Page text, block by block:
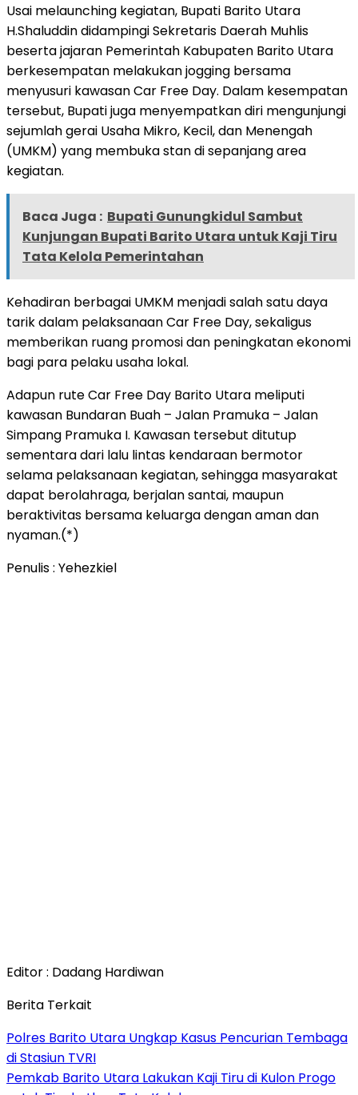
Usai melaunching kegiatan, Bupati Barito Utara
H.Shaluddin didampingi Sekretaris Daerah Muhlis
beserta jajaran Pemerintah Kabupaten Barito Utara
berkesempatan melakukan jogging bersama
menyusuri kawasan Car Free Day. Dalam kesempatan
tersebut, Bupati juga menyempatkan diri mengunjungi
sejumlah gerai Usaha Mikro, Kecil, dan Menengah
(UMKM) yang membuka stan di sepanjang area
kegiatan.
Baca Juga : Bupati Gunungkidul Sambut
Kunjungan Bupati Barito Utara untuk Kaji Tiru
Tata Kelola Pemerintahan
Kehadiran berbagai UMKM menjadi salah satu daya
tarik dalam pelaksanaan Car Free Day, sekaligus
memberikan ruang promosi dan peningkatan ekonomi
bagi para pelaku usaha lokal.
Adapun rute Car Free Day Barito Utara meliputi
kawasan Bundaran Buah – Jalan Pramuka – Jalan
Simpang Pramuka I. Kawasan tersebut ditutup
sementara dari lalu lintas kendaraan bermotor
selama pelaksanaan kegiatan, sehingga masyarakat
dapat berolahraga, berjalan santai, maupun
beraktivitas bersama keluarga dengan aman dan
nyaman.(*)
Penulis : Yehezkiel
Editor : Dadang Hardiwan
Berita Terkait
Polres Barito Utara Ungkap Kasus Pencurian Tembaga
di Stasiun TVRI
Pemkab Barito Utara Lakukan Kaji Tiru di Kulon Progo